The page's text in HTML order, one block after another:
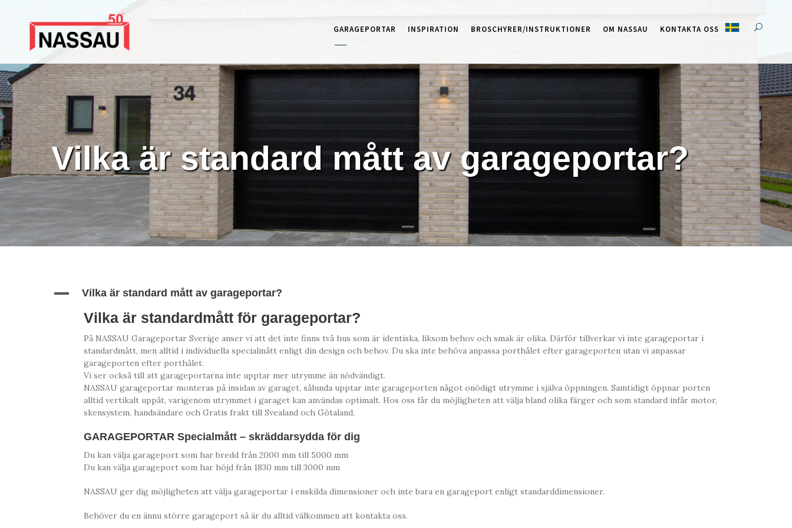
GARAGEPORTAR INSPIRATION BROSCHYRER/INSTRUKTIONER OM NASSAU KONTAKTA OSS
Vilka är standard mått av garageportar?
A Vilka är standard mått av garageportar?
Vilka är standardmått för garageportar?
På NASSAU Garageportar Sverige anser vi att det inte finns två hus som är identiska, liksom behov och smak är olika. Därför tillverkar vi inte garageportar i
standardmått, men alltid i individuella specialmått enligt din design och behov. Du ska inte behöva anpassa porthålet efter garageporten utan vi anpassar
garageporten efter porthålet.
Vi ser också till att garageportarna inte upptar mer utrymme än nödvändigt.
NASSAU garageportar monteras på insidan av garaget, sålunda upptar inte garageporten något onödigt utrymme i själva öppningen. Samtidigt öppnar porten
alltid vertikalt uppåt, varigenom utrymmet i garaget kan användas optimalt. Hos oss får du möjligheten att välja bland olika färger och som standard infår motor,
skensystem, handsändare och Gratis frakt till Svealand och Götaland.
GARAGEPORTAR Specialmått – skräddarsydda för dig
Du kan välja garageport som har bredd från 2000 mm till 5000 mm
Du kan välja garageport som har höjd från 1830 mm till 3000 mm
NASSAU ger dig möjligheten att välja garageportar i enskilda dimensioner och inte bara en garageport enligt standarddimensioner.
Behöver du en ännu större garageport så är du alltid välkommen att kontakta oss.